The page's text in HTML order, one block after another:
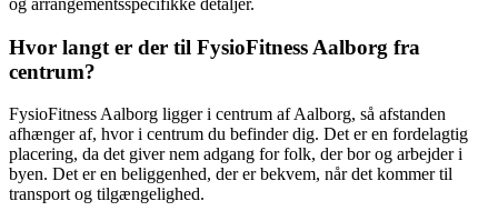
Hvor langt er der til FysioFitness Aalborg fra
centrum?
FysioFitness Aalborg ligger i centrum af Aalborg, så afstanden
afhænger af, hvor i centrum du befinder dig. Det er en fordelagtig
placering, da det giver nem adgang for folk, der bor og arbejder i
byen. Det er en beliggenhed, der er bekvem, når det kommer til
transport og tilgængelighed.